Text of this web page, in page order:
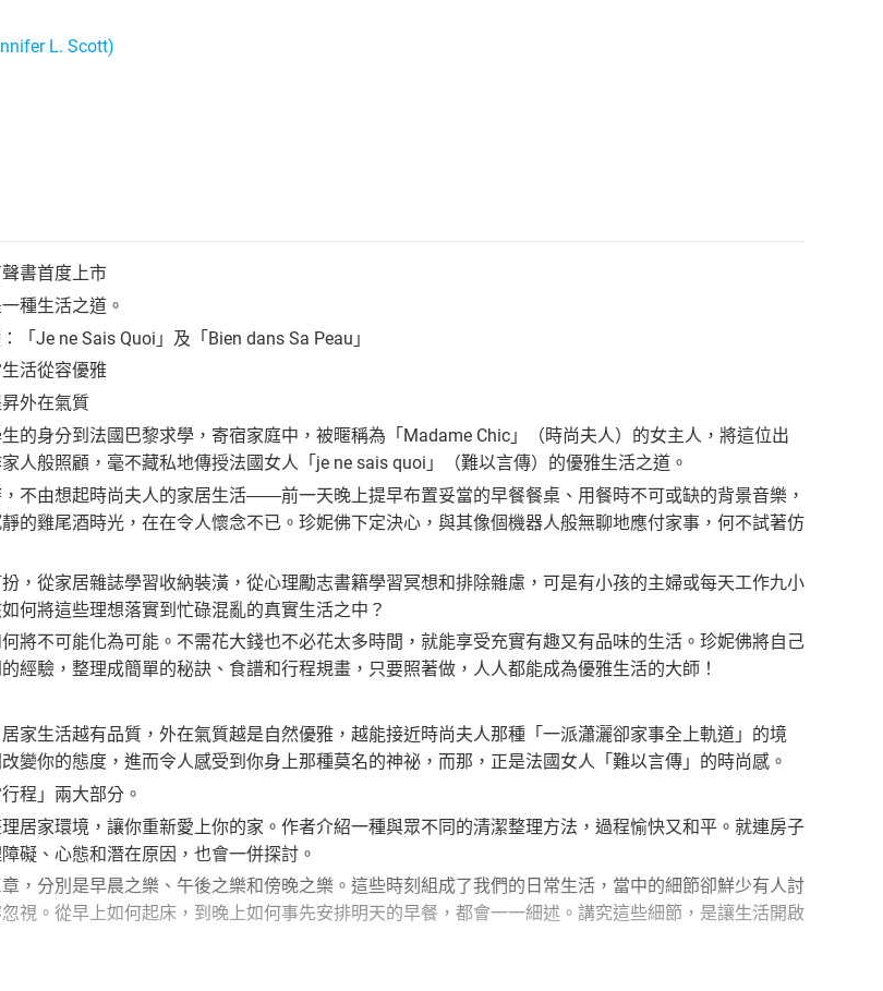
L. Scott)
書首度上市
種生活之道。
「Je ne Sais Quoi」及「Bien dans Sa Peau」
活從容優雅
外在氣質
身分到法國巴黎求學，寄宿家庭中，被暱稱為「Madame Chic」（時尚夫人）的女主人，將這位出
人般照顧，毫不藏私地傳授法國女人「je ne sais quoi」（難以言傳）的優雅生活之道。
不由想起時尚夫人的家居生活――前一天晚上提早布置妥當的早餐餐桌、用餐時不可或缺的背景音樂，
的雞尾酒時光，在在令人懷念不已。珍妮佛下定決心，與其像個機器人般無聊地應付家事，何不試著仿
從家居雜誌學習收納裝潢，從心理勵志書籍學習冥想和排除雜慮，可是有小孩的主婦或每天工作九小
何將這些理想落實到忙碌混亂的真實生活之中？
不可能化為可能。不需花大錢也不必花太多時間，就能享受充實有趣又有品味的生活。珍妮佛將自己
經驗，整理成簡單的秘訣、食譜和行程規畫，只要照著做，人人都能成為優雅生活的大師！
生活越有品質，外在氣質越是自然優雅，越能接近時尚夫人那種「一派瀟灑卻家事全上軌道」的境
變你的態度，進而令人感受到你身上那種莫名的神祕，而那，正是法國女人「難以言傳」的時尚感。
程」兩大部分。
家環境，讓你重新愛上你的家。作者介紹一種與眾不同的清潔整理方法，過程愉快又和平。就連房子
礙、心態和潛在原因，也會一併探討。
分別是早晨之樂、午後之樂和傍晚之樂。這些時刻組成了我們的日常生活，當中的細節卻鮮少有人討
視。從早上如何起床，到晚上如何事先安排明天的早餐，都會一一細述。講究這些細節，是讓生活開啟